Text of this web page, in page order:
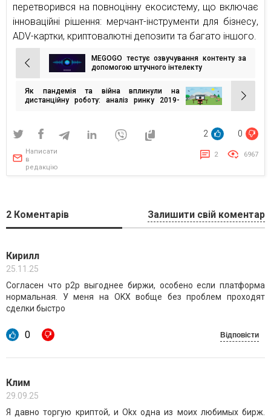
перетворився на повноцінну екосистему, що включає
інноваційні рішення: мерчант-інструменти для бізнесу,
ADV-картки, криптовалютні депозити та багато іншого.
Навігація
записів
MEGOGO тестує озвучування контенту за
допомогою штучного інтелекту
Як пандемія та війна вплинули на
дистанційну роботу: аналіз ринку 2019-
2 0
Написати
в
редакцію
2 6967
2 Коментарів Залишити свій коментар
Кирилл
25.11.25
Согласен что p2p выгоднее биржи, особено если платформа
нормальная. У меня на OKX вобще без проблем проходят
сделки быстро
0 Відповісти
Клим
29.09.25
Я давно торгую криптой, и Okx одна из моих любимых бирж.